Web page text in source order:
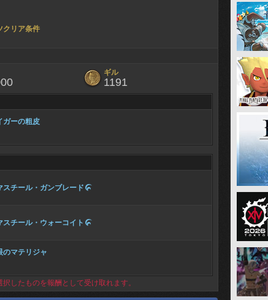
クリア条件
ギル
1191
ガーの粗皮
スチール・ガンブレード 
スチール・ウォーコイト 
のマテリジャ
したものを報酬として受け取れます。